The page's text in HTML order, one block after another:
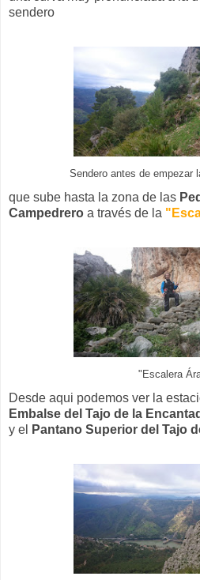
sendero
Sendero antes de empezar
que sube hasta la zona de las
Campedrero a través de la
"Escalera
Desde aqui podemos ver la
Embalse del Tajo de la
y el
Pantano Superior del Tajo